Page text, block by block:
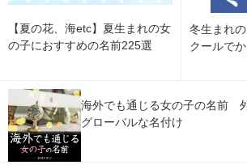
【夏の花、海etc】夏生まれの女
の子におすすめの名前225選
冬生まれ
クールで
海外でも通じる女の子の名前
グローバルな名付け